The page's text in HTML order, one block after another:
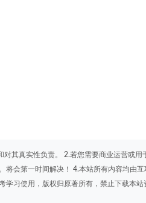
其真实性负责。 2.若您需要商业运营或
会第一时间解决！ 4.本站所有内容均由
习使用，版权归原著所有，禁止下载本